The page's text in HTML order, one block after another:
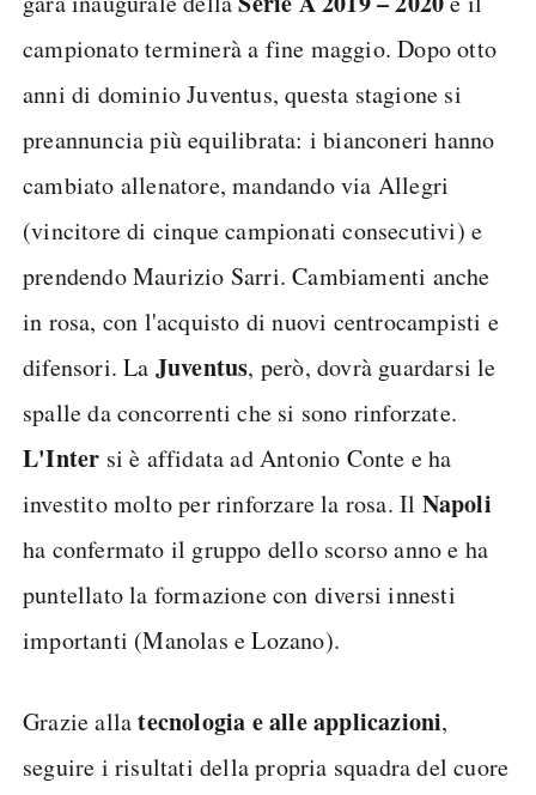
campionato terminerà a fine maggio. Dopo otto
anni di dominio Juventus, questa stagione si
preannuncia più equilibrata: i bianconeri hanno
cambiato allenatore, mandando via Allegri
(vincitore di cinque campionati consecutivi) e
prendendo Maurizio Sarri. Cambiamenti anche
in rosa, con l'acquisto di nuovi centrocampisti e
difensori. La Juventus, però, dovrà guardarsi le
spalle da concorrenti che si sono rinforzate.
L'Inter si è affidata ad Antonio Conte e ha
investito molto per rinforzare la rosa. Il Napoli
ha confermato il gruppo dello scorso anno e ha
puntellato la formazione con diversi innesti
importanti (Manolas e Lozano).
Grazie allatecnologia e alle applicazioni,
seguire i risultati della propria squadra del cuore